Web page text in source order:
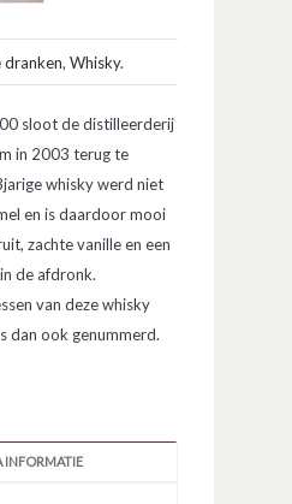
dranken, Whisky.
sloot de distilleerderij
in 2003 terug te
whisky werd niet
en is daardoor mooi
zachte vanille en een
de afdronk.
van deze whisky
dan ook genummerd.
INFORMATIE